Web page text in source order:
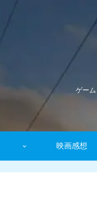
ゲー
映画感想